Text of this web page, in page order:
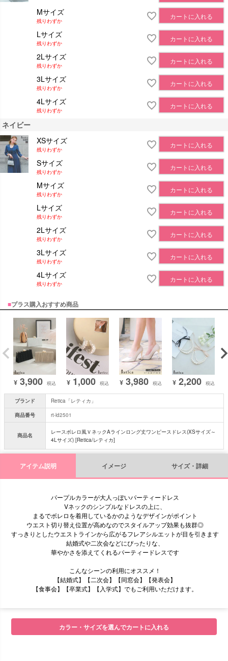
Mサイズ
残りわずか
カートに入れる
Lサイズ
残りわずか
カートに入れる
2Lサイズ
残りわずか
カートに入れる
3Lサイズ
残りわずか
カートに入れる
4Lサイズ
残りわずか
カートに入れる
ネイビー
XSサイズ
残りわずか
カートに入れる
Sサイズ
残りわずか
カートに入れる
Mサイズ
残りわずか
カートに入れる
Lサイズ
残りわずか
カートに入れる
2Lサイズ
残りわずか
カートに入れる
3Lサイズ
残りわずか
カートに入れる
4Lサイズ
残りわずか
カートに入れる
■プラス購入おすすめ商品
¥ 3,900 税込 ¥ 1,000 税込 ¥ 3,980 税込 ¥ 2,200 税込
ブランド
Retica「レティカ」
商品番号
rt-ld2501
商品名
レースボレロ風ＶネックAラインロング丈ワンピースドレス(XSサイズ～
4Lサイズ) [Retica/レティカ]
アイテム説明 イメージ サイズ・詳細
パープルカラーが大人っぽいパーティードレス
Vネックのシンプルなドレスの上に、
まるでボレロを着用しているかのようなデザインがポイント
ウエスト切り替え位置が高めなのでスタイルアップ効果も抜群◎
すっきりとしたウエストラインから広がるフレアシルエットが目を引きます
結婚式や二次会などにぴったりな、
華やかさを添えてくれるパーティードレスです
こんなシーンの利用にオススメ！
【結婚式】【二次会】【同窓会】【発表会】
【食事会】【卒業式】【入学式】でもご利用いただけます。
■サイズ表
カラー・サイズを選んでカートに入れる